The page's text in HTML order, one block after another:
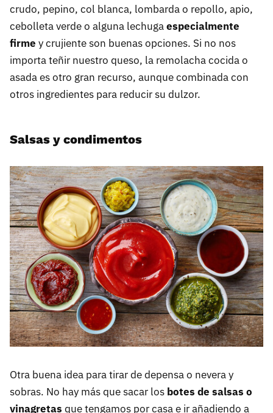
crudo, pepino, col blanca, lombarda o repollo, apio,
cebolleta verde o alguna lechugaespecialmente
firme y crujiente son buenas opciones. Si no nos
importa teñir nuestro queso, la remolacha cocida o
asada es otro gran recurso, aunque combinada con
otros ingredientes para reducir su dulzor.
Salsas y condimentos
Otra buena idea para tirar de depensa o nevera y
sobras. No hay más que sacar los botes de salsas o
vinagretas que tengamos por casa e ir añadiendo a